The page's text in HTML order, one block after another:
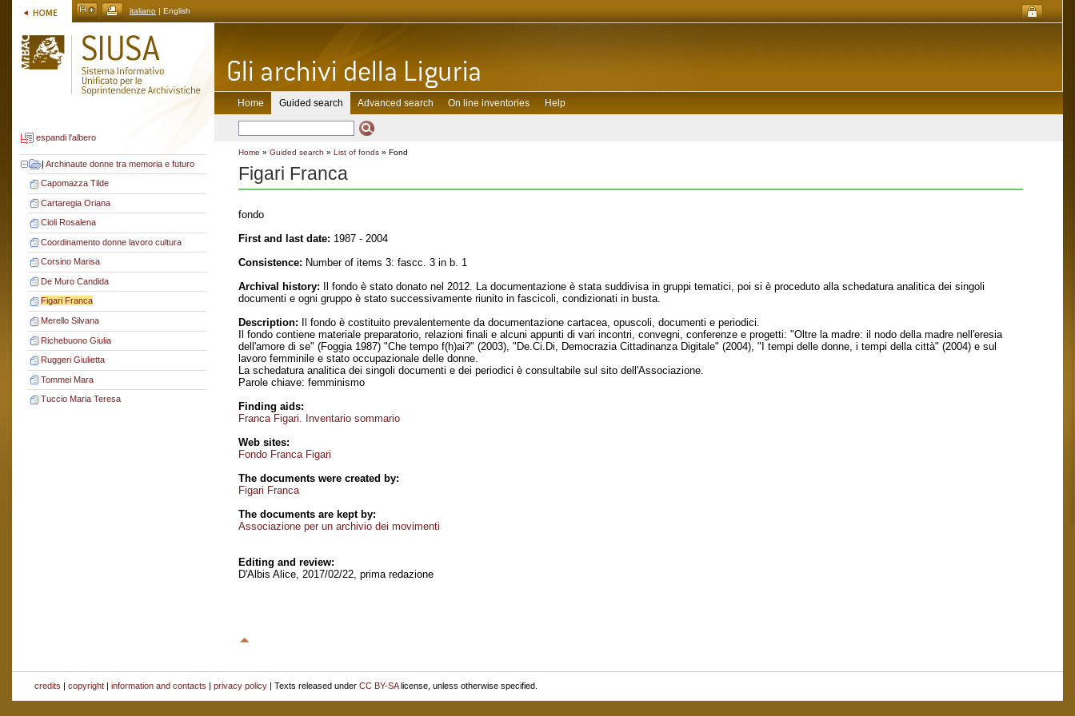
italiano | English
espandi l'albero
| Archinaute donne tra memoria e futuro
Capomazza Tilde
Cartaregia Oriana
Cioli Rosalena
Coordinamento donne lavoro cultura
Corsino Marisa
De Muro Candida
Figari Franca
Merello Silvana
Richebuono Giulia
Ruggeri Giulietta
Tommei Mara
Tuccio Maria Teresa
Home Guided search Advanced search On line inventories Help
Home » Guided search » List of fonds » Fond
Figari Franca
fondo
First and last date: 1987 - 2004
Consistence: Number of items 3: fascc. 3 in b. 1
Archival history: Il fondo è stato donato nel 2012. La documentazione è stata suddivisa in gruppi tematici, poi si è proceduto alla schedatura analitica dei singoli
documenti e ogni gruppo è stato successivamente riunito in fascicoli, condizionati in busta.
Description: Il fondo è costituito prevalentemente da documentazione cartacea, opuscoli, documenti e periodici.
Il fondo contiene materiale preparatorio, relazioni finali e alcuni appunti di vari incontri, convegni, conferenze e progetti: "Oltre la madre: il nodo della madre nell'eresia
dell'amore di se" (Foggia 1987) "Che tempo f(h)ai?" (2003), "De.Ci.Di, Democrazia Cittadinanza Digitale" (2004), "I tempi delle donne, i tempi della città" (2004) e sul
lavoro femminile e stato occupazionale delle donne.
La schedatura analitica dei singoli documenti e dei periodici è consultabile sul sito dell'Associazione.
Parole chiave: femminismo
Finding aids:
Franca Figari. Inventario sommario
Web sites:
Fondo Franca Figari
The documents were created by:
Figari Franca
The documents are kept by:
Associazione per un archivio dei movimenti
Editing and review:
D'Albis Alice, 2017/02/22, prima redazione
credits copyright information and contacts privacy policy | Texts released under CC BY-SAlicense, unless otherwise specified.